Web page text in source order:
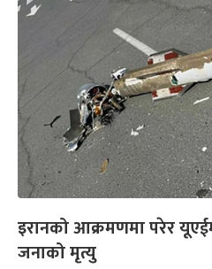
इरानको आक्रमणमा परेर
जनाको मृत्यु